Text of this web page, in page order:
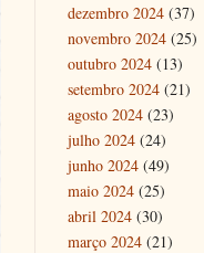
dezembro 2024 (37)
novembro 2024 (25)
outubro 2024 (13)
setembro 2024 (21)
agosto 2024 (23)
julho 2024 (24)
junho 2024 (49)
maio 2024 (25)
abril 2024 (30)
março 2024 (21)